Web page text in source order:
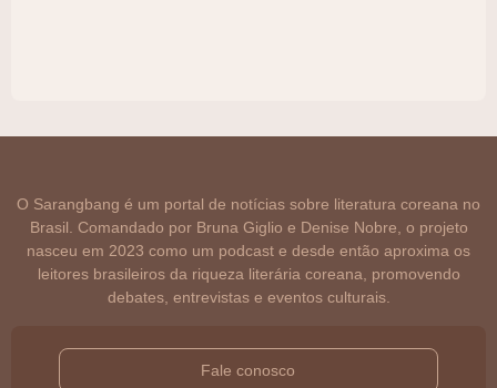
O Sarangbang é um portal de notícias sobre literatura coreana no
Brasil. Comandado por Bruna Giglio e Denise Nobre, o projeto
nasceu em 2023 como um podcast e desde então aproxima os
leitores brasileiros da riqueza literária coreana, promovendo
debates, entrevistas e eventos culturais.
Fale conosco